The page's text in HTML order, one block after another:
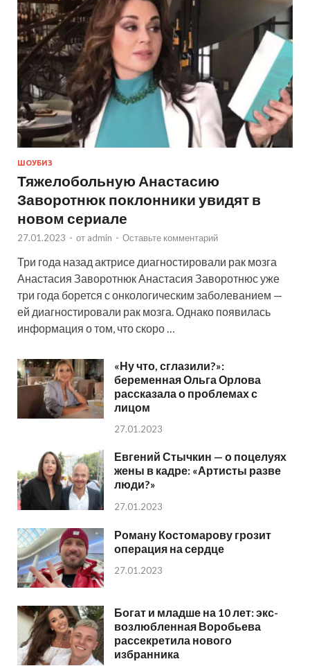
ШОУБИЗ
Тяжелобольную Анастасию
Заворотнюк поклонники увидят в
новом сериале
27.01.2023 - от admin - Оставьте комментарий
Три года назад актрисе диагностировали рак мозга
Анастасия Заворотнюк Анастасия Заворотнюс уже
три года борется с онкологическим заболеванием —
ей диагностировали рак мозга. Однако появилась
информация о том, что скоро …
«Ну что, сглазили?»:
беременная Ольга Орлова
рассказала о проблемах с
лицом
27.01.2023
Евгений Стычкин — о поцелуях
жены в кадре: «Артисты разве
люди?»
27.01.2023
Роману Костомарову грозит
операция на сердце
27.01.2023
Богат и младше на 10 лет: экс-
возлюбленная Воробьева
рассекретила нового
избранника